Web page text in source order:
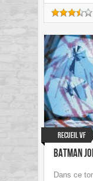
Recueil VF
Batman
Dans ce